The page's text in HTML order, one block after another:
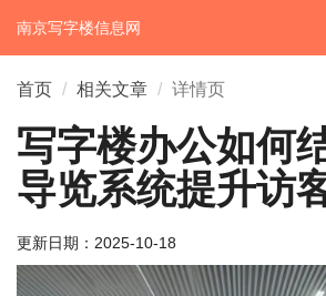
南京写字楼信息网
首页 相关文章 详情页
写字楼办公如何
导览系统提升访
更新日期： 2025-10-18